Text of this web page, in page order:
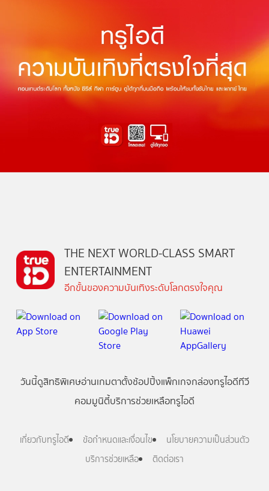
THE NEXT WORLD-CLASS SMART
ENTERTAINMENT
อีกขั้นของความบันเทิงระดับโลกตรงใจคุณ
วันนี้ดูสิทธิพิเศษอ่านเกมตาตั้งช้อปปิ้งแพ็กเกจกล่องทรูไอดีทีวี
คอมมูนิตี้บริการช่วยเหลือทรูไอดี
เกี่ยวกับทรูไอดี ข้อกำหนดและเงื่อนไข
นโยบายความเป็นส่วนตัว
บริการช่วยเหลือ
ติดต่อเรา